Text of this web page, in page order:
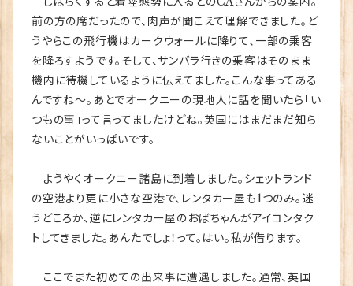
前の方の席だったので、肉声が聞こえて理解できました。ど
うやらこの飛行機はカークウォールに降りて、一部の乗客
を降ろすようです。そして、サンバラ行きの乗客はそのまま
機内に待機しているように伝えてました。こんな事ってある
んですね～。あとでオークニーの現地人に話を聞いたら「い
つもの事」って言ってましたけどね。英国にはまだまだ知ら
ないことがいっぱいです。
ようやくオークニー諸島に到着しました。シェットランド
の空港より更に小さな空港で、レンタカー屋も1つのみ。迷
うどころか、逆にレンタカー屋のおばちゃんがアイコンタク
トしてきました。あんたでしょ！って。はい。私が借ります。
ここでまた初めての出来事に遭遇しました。通常、英国